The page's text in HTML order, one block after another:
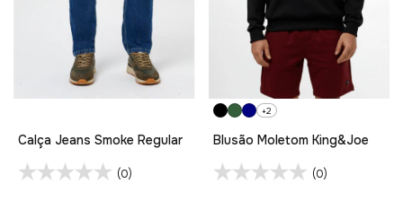
Calça Jeans Smoke Regular
(0)
+2
Blusão Moletom King&Joe
(0)